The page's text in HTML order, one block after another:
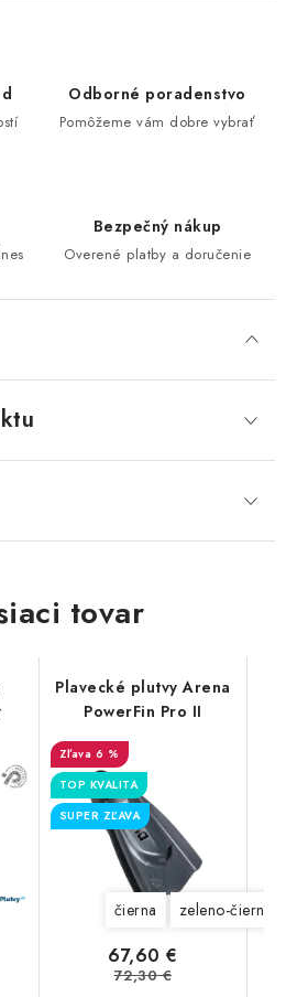
Odborné poradenstvo
Pomôžeme vám dobre vybrať
Bezpečný nákup
Overené platby a doručenie
tovar
Plavecké plutvy Arena
PowerFin Pro II
6 %
TOP KVALITA
SUPER ZĽAVA
čierna zeleno-čierne
67,60 €
72,30 €